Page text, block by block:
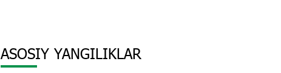
ASOSIY YANGILIKLAR